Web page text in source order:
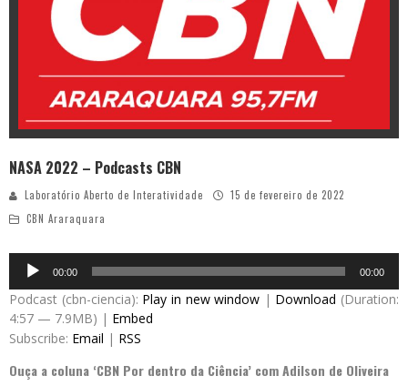
NASA 2022 – Podcasts CBN
Laboratório Aberto de Interatividade
15 de fevereiro de 2022
CBN Araraquara
Audio
Player
00:00 00:00
Podcast (cbn-ciencia): Play in new window | Download (Duration:
4:57 — 7.9MB) | Embed
Subscribe: Email | RSS
Ouça a coluna ‘CBN Por dentro da Ciência’ com Adilson de Oliveira